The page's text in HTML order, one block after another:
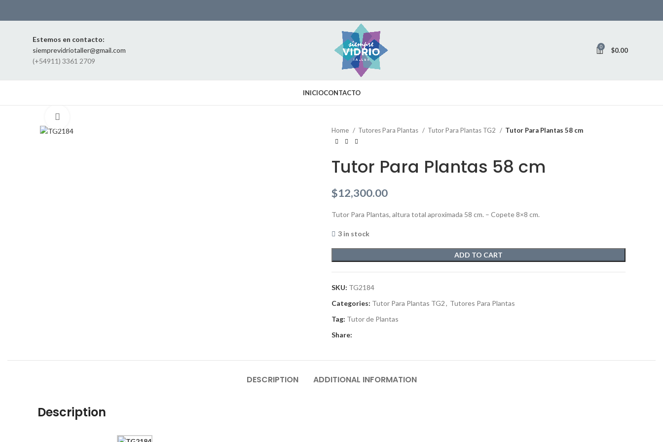
Estemos en contacto:
siemprevidriotaller@gmail.com
(+54911) 3361 2709
0 $0.00
INICIOCONTACTO
Home Tutores Para Plantas Tutor Para Plantas TG2 Tutor Para Plantas 58 cm
Tutor Para Plantas 58 cm
$12,300.00
Tutor Para Plantas, altura total aproximada 58 cm. – Copete 8×8 cm.
3 in stock
ADD TO CART
SKU: TG2184
Categories: Tutor Para Plantas TG2, Tutores Para Plantas
Tag: Tutor de Plantas
Share:
DESCRIPTION ADDITIONAL INFORMATION
Description